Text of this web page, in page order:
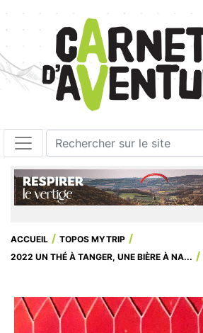
ACCUEIL
TOPOS MYTRIP
2022 UN THÉ À TANGER, UNE BIÈRE À NA...